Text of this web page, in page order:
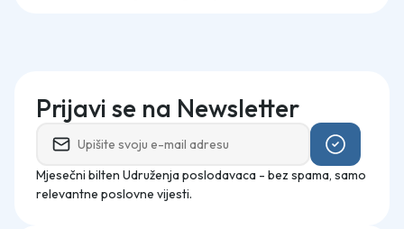
Prijavi se na Newsletter
Mjesečni bilten Udruženja poslodavaca - bez spama, samo
relevantne poslovne vijesti.